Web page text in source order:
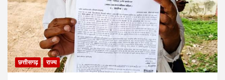
छत्तीसगढ़ राज्य